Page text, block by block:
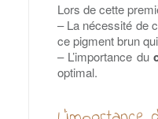
Lors de cette
– La nécessité de
ce pigment brun
– L’importance du
optimal.